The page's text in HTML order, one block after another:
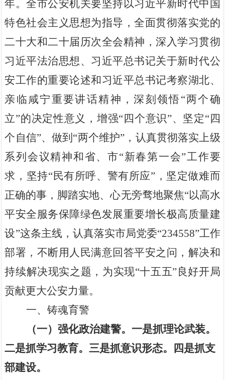
年。全市公安机关要坚持以习近平新时代中国
特色社会主义思想为指导，全面贯彻落实党的
二十大和二十届 历次全会精神，深入学习贯彻
习近平法治思想、习近平总书记关于新时代公
安工作的重要论述和习近平总书记考察湖北、
亲临咸宁重要讲话精神，深刻领悟“两个确
立”的决定性意义，增强“四个意识”、坚定“四
个自信”、做到“两个维护”， 认真贯彻落实上级
系列会议精神和省、市“新春第一会”工作要
求 ， 坚持“民有所呼、警有所应”， 坚定做难而
正确的事，脚踏实地、心无旁骛地聚焦“以高水
平安全服务保障绿色发展重要增长极高质量建
设”这条主线 ，认真落实市局党委“234558”工作
部署， 不断用 人民满意回答平安之问，解决和
持续解决现实之题 ，为实现“十五五”良好开局
贡献更大公安力量。
一、铸魂育警
（一）强化政治建警。 一是抓理论武装。
二是抓学习教育。三是抓意识形态。 四是抓支
部建设。